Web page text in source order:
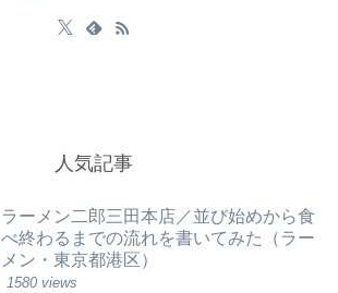
人気記事
ラーメン二郎三田本店／並び始めから食
べ終わるまでの流れを書いてみた（ラー
メン・東京都港区）
1580 views